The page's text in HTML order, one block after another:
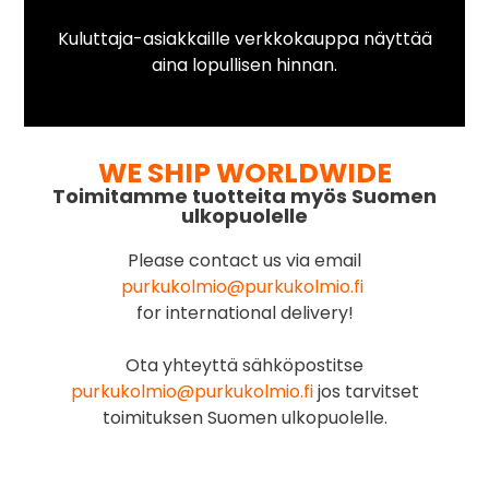
Kuluttaja-asiakkaille verkkokauppa näyttää
aina lopullisen hinnan.
WE SHIP WORLDWIDE
Toimitamme tuotteita myös Suomen
ulkopuolelle
Please contact us via email
purkukolmio@purkukolmio.fi
for international delivery!
Ota yhteyttä sähköpostitse
purkukolmio@purkukolmio.fijos tarvitset
toimituksen Suomen ulkopuolelle.